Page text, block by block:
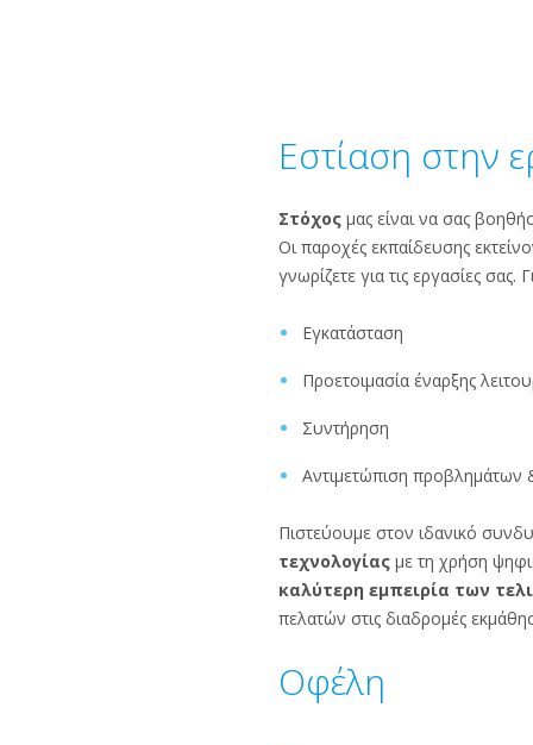
Εστίαση στην
Στόχοςμας είναι να σας
Οι παροχές εκπαίδευσης
γνωρίζετε για τις εργασίες
Εγκατάσταση
Προετοιμασία έναρξης
Συντήρηση
Αντιμετώπιση προβλημάτων
Πιστεύουμε στον ιδανικό
τεχνολογίαςμε τη χρήση
καλύτερη εμπειρία των
πελατών στις διαδρομές
Οφέλη